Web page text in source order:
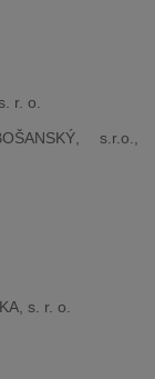
r. o.
s.r.o.,
s. r. o.